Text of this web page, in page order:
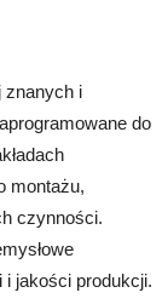
znanych i
do
montażu,
czynności.
jakości produkcji.